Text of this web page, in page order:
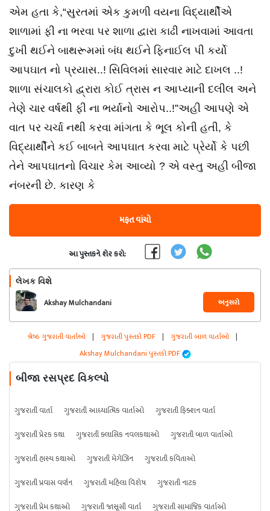
એમ હતા કે,“સુરતમાં એક કુમળી વયના વિદ્યાર્થીએ
શાળામાં ફી ના ભરવા પર શાળા દ્વારા કાઢી નાખવામાં આવતા
દુખી થઈને બાથરૂમમાં બંધ થઈને ફિનાઈલ પી કર્યો
આપઘાત નો પ્રયાસ..! સિવિલમાં સારવાર માટે દાખલ ..!
શાળા સંચાલકો દ્વ્રારા કોઈ ત્રાસ ન આપ્યાની દલીલ અને
તેણે ચાર વર્ષથી ફી ના ભર્યાનો આરોપ..!”અહી આપણે એ
વાત પર ચર્ચા નથી કરવા માંગતા કે ભૂલ કોની હતી, કે
વિદ્યાર્થીને કઈ બાબતે આપઘાત કરવા માટે પ્રેર્યો કે પછી
તેને આપઘાતનો વિચાર કેમ આવ્યો ? એ વસ્તુ અહી બીજા
નંબરની છે. કારણ કે
મફત વાંચો
આ પુસ્તકને શેર કરો:
લેખક વિશે
Akshay Mulchandani અનુસરો
શ્રેષ્ઠ ગુજરાતી વાર્તાઓ | ગુજરાતી પુસ્તકો PDF | ગુજરાતી બાળ વાર્તાઓ |
Akshay Mulchandani પુસ્તકો PDF
બીજા રસપ્રદ વિકલ્પો
ગુજરાતી વાર્તા ગુજરાતી આધ્યાત્મિક વાર્તાઓ
ગુજરાતી ફિક્શન વાર્તા
ગુજરાતી પ્રેરક કથા
ગુજરાતી ક્લાસિક નવલકથાઓ
ગુજરાતી બાળ વાર્તાઓ
ગુજરાતી હાસ્ય કથાઓ
ગુજરાતી મેગેઝિન
ગુજરાતી કવિતાઓ
ગુજરાતી પ્રવાસ વર્ણન
ગુજરાતી મહિલા વિશેષ
ગુજરાતી નાટક
ગુજરાતી પ્રેમ કથાઓ
ગુજરાતી જાસૂસી વાર્તા ગુજરાતી સામાજિક વાર્તાઓ